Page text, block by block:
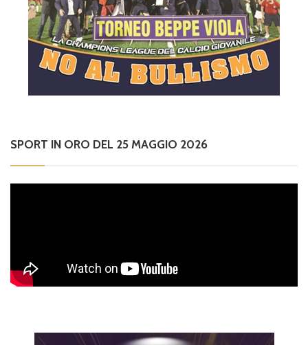
SPORT IN ORO DEL 25 MAGGIO 2026